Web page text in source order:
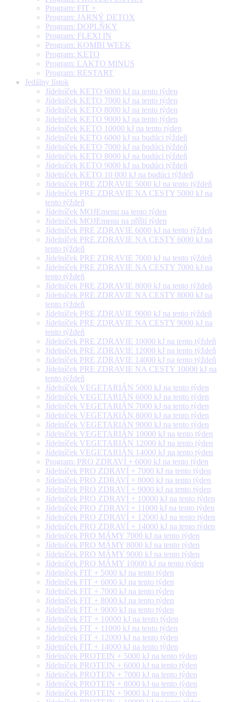
Program: FIT +
Program: JARNÝ DETOX
Program: DOPLŇKY
Program: FLEXI IN
Program: KOMBI WEEK
Program: KETO
Program: LAKTO MINUS
Program: RESTART
Jedálny lístok
Jídelníček KETO 6000 kJ na tento týden
Jídelníček KETO 7000 kJ na tento týden
Jídelníček KETO 8000 kJ na tento týden
Jídelníček KETO 9000 kJ na tento týden
Jídelníček KETO 10000 kJ na tento týden
Jídelníček KETO 6000 kJ na budúci týždeň
Jídelníček KETO 7000 kJ na budúci týždeň
Jídelníček KETO 8000 kJ na budúci týždeň
Jídelníček KETO 9000 kJ na budúci týždeň
Jídelníček KETO 10 000 kJ na budúci týždeň
Jídelníček PRE ZDRAVIE 5000 kJ na tento týždeň
Jídelníček PRE ZDRAVIE NA CESTY 5000 kJ na
tento týždeň
Jídelníček MOJEmenu na tento týden
Jídelníček MOJEmenu na příští týden
Jídelníček PRE ZDRAVIE 6000 kJ na tento týždeň
Jídelníček PRE ZDRAVIE NA CESTY 6000 kJ na
tento týždeň
Jídelníček PRE ZDRAVIE 7000 kJ na tento týždeň
Jídelníček PRE ZDRAVIE NA CESTY 7000 kJ na
tento týždeň
Jídelníček PRE ZDRAVIE 8000 kJ na tento týždeň
Jídelníček PRE ZDRAVIE NA CESTY 8000 kJ na
tento týždeň
Jídelníček PRE ZDRAVIE 9000 kJ na tento týždeň
Jídelníček PRE ZDRAVIE NA CESTY 9000 kJ na
tento týždeň
Jídelníček PRE ZDRAVIE 10000 kJ na tento týždeň
Jídelníček PRE ZDRAVIE 12000 kJ na tento týždeň
Jídelníček PRE ZDRAVIE 14000 kJ na tento týždeň
Jídelníček PRE ZDRAVIE NA CESTY 10000 kJ na
tento týždeň
Jídelníček VEGETARIÁN 5000 kJ na tento týden
Jídelníček VEGETARIÁN 6000 kJ na tento týden
Jídelníček VEGETARIÁN 7000 kJ na tento týden
Jídelníček VEGETARIÁN 8000 kJ na tento týden
Jídelníček VEGETARIÁN 9000 kJ na tento týden
Jídelníček VEGETARIÁN 10000 kJ na tento týden
Jídelníček VEGETARIÁN 12000 kJ na tento týden
Jídelníček VEGETARIÁN 14000 kJ na tento týden
Program: PRO ZDRAVÍ + 6000 kJ na tento týden
Jídelníček PRO ZDRAVÍ + 7000 kJ na tento týden
Jídelníček PRO ZDRAVÍ + 8000 kJ na tento týden
Jídelníček PRO ZDRAVÍ + 9000 kJ na tento týden
Jídelníček PRO ZDRAVÍ + 10000 kJ na tento týden
Jídelníček PRO ZDRAVÍ + 11000 kJ na tento týden
Jídelníček PRO ZDRAVÍ + 12000 kJ na tento týden
Jídelníček PRO ZDRAVÍ + 14000 kJ na tento týden
Jídelníček PRO MÁMY 7000 kJ na tento týden
Jídelníček PRO MÁMY 8000 kJ na tento týden
Jídelníček PRO MÁMY 9000 kJ na tento týden
Jídelníček PRO MÁMY 10000 kJ na tento týden
Jídelníček FIT + 5000 kJ na tento týden
Jídelníček FIT + 6000 kJ na tento týden
Jídelníček FIT + 7000 kJ na tento týden
Jídelníček FIT + 8000 kJ na tento týden
Jídelníček FIT + 9000 kJ na tento týden
Jídelníček FIT + 10000 kJ na tento týden
Jídelníček FIT + 11000 kJ na tento týden
Jídelníček FIT + 12000 kJ na tento týden
Jídelníček FIT + 14000 kJ na tento týden
Jídelníček PROTEIN + 5000 kJ na tento týden
Jídelníček PROTEIN + 6000 kJ na tento týden
Jídelníček PROTEIN + 7000 kJ na tento týden
Jídelníček PROTEIN + 8000 kJ na tento týden
Jídelníček PROTEIN + 9000 kJ na tento týden